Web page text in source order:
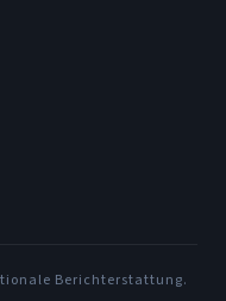
Berichterstattung.